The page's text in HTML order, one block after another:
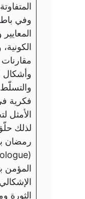
وفي
وأشكال
فكرية
الأمثل
لذلك
رمضان
المؤمن
الثورة